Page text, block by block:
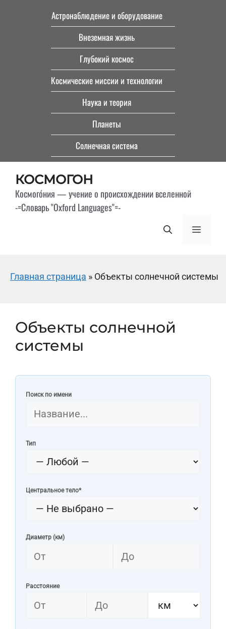
Астронаблюдение и оборудование
Внеземная жизнь
Глубокий космос
Космические миссии и технологии
Наука и теория
Планеты
Солнечная система
КОСМОГОН
Космого́ния — учение о происхождении вселенной
-=Словарь "Oxford Languages"=-
Меню
Главная страница » Объекты солнечной системы
Объекты солнечной
системы
Поиск по имени
Тип
Центральное тело*
Диаметр (км)
Расстояние